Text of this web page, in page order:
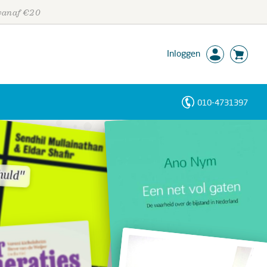
€20
Inloggen
010-4731397
Personen
Trefwoorden